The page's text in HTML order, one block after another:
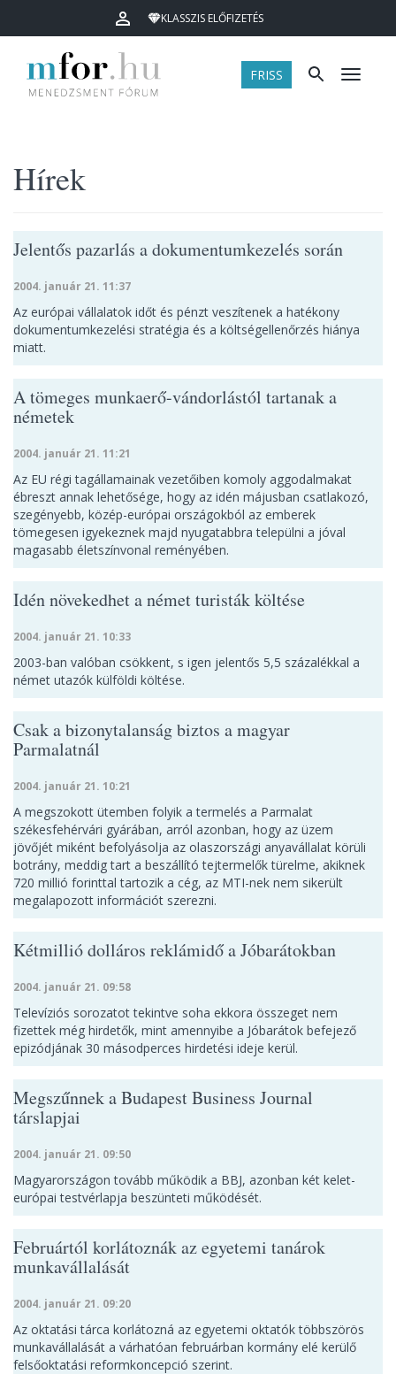
KLASSZIS ELŐFIZETÉS
FRISS Menü
Hírek
Jelentős pazarlás a dokumentumkezelés során
2004. január 21. 11:37
Az európai vállalatok időt és pénzt veszítenek a hatékony
dokumentumkezelési stratégia és a költségellenőrzés hiánya
miatt.
A tömeges munkaerő-vándorlástól tartanak a
németek
2004. január 21. 11:21
Az EU régi tagállamainak vezetőiben komoly aggodalmakat
ébreszt annak lehetősége, hogy az idén májusban csatlakozó,
szegényebb, közép-európai országokból az emberek
tömegesen igyekeznek majd nyugatabbra települni a jóval
magasabb életszínvonal reményében.
Idén növekedhet a német turisták költése
2004. január 21. 10:33
2003-ban valóban csökkent, s igen jelentős 5,5 százalékkal a
német utazók külföldi költése.
Csak a bizonytalanság biztos a magyar
Parmalatnál
2004. január 21. 10:21
A megszokott ütemben folyik a termelés a Parmalat
székesfehérvári gyárában, arról azonban, hogy az üzem
jövőjét miként befolyásolja az olaszországi anyavállalat körüli
botrány, meddig tart a beszállító tejtermelők türelme, akiknek
720 millió forinttal tartozik a cég, az MTI-nek nem sikerült
megalapozott információt szerezni.
Kétmillió dolláros reklámidő a Jóbarátokban
2004. január 21. 09:58
Televíziós sorozatot tekintve soha ekkora összeget nem
fizettek még hirdetők, mint amennyibe a Jóbarátok befejező
epizódjának 30 másodperces hirdetési ideje kerül.
Megszűnnek a Budapest Business Journal
társlapjai
2004. január 21. 09:50
Magyarországon tovább működik a BBJ, azonban két kelet-
európai testvérlapja beszünteti működését.
Februártól korlátoznák az egyetemi tanárok
munkavállalását
2004. január 21. 09:20
Az oktatási tárca korlátozná az egyetemi oktatók többszörös
munkavállalását a várhatóan februárban kormány elé kerülő
felsőoktatási reformkoncepció szerint.